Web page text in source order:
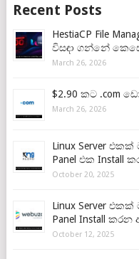
Recent Posts
HestiaCP File
විසඳා ගන්නේ
March 26, 2026
$2.90 කට .com
March 26, 2026
Linux Server එකක්
Panel එක Install
October 20, 2025
Linux Server එකක්
Panel Install කරන
October 12, 2025